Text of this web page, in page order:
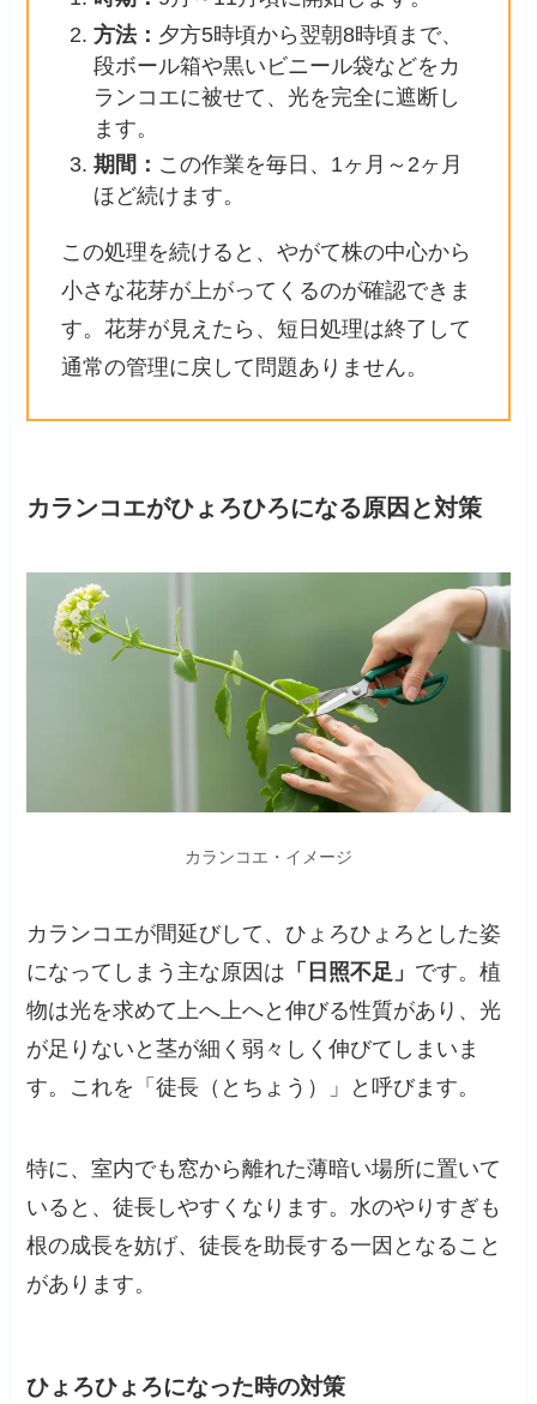
方法： 夕方5時頃から翌朝8時頃まで、
段ボール箱や黒いビニール袋などをカ
ランコエに被せて、光を完全に遮断し
ます。
期間： この作業を毎日、1ヶ月～2ヶ月
ほど続けます。
この処理を続けると、やがて株の中心から
小さな花芽が上がってくるのが確認できま
す。花芽が見えたら、短日処理は終了して
通常の管理に戻して問題ありません。
カランコエがひょろひろになる原因と対策
カランコエ・イメージ
カランコエが間延びして、ひょろひょろとした姿
になってしまう主な原因は 「日照不足」 です。植
物は光を求めて上へ上へと伸びる性質があり、光
が足りないと茎が細く弱々しく伸びてしまいま
す。これを「徒長（とちょう）」と呼びます。
特に、室内でも窓から離れた薄暗い場所に置いて
いると、徒長しやすくなります。水のやりすぎも
根の成長を妨げ、徒長を助長する一因となること
があります。
ひょろひょろになった時の対策